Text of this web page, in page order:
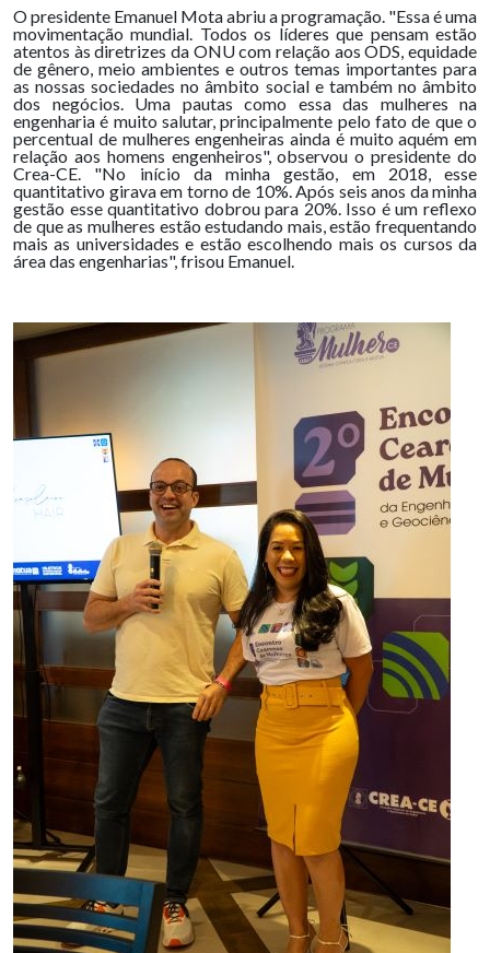
O presidente Emanuel Mota abriu a programação. "Essa é uma
movimentação mundial. Todos os líderes que pensam estão
atentos às diretrizes da ONU com relação aos ODS, equidade
de gênero, meio ambientes e outros temas importantes para
as nossas sociedades no âmbito social e também no âmbito
dos negócios. Uma pautas como essa das mulheres na
engenharia é muito salutar, principalmente pelo fato de que o
percentual de mulheres engenheiras ainda é muito aquém em
relação aos homens engenheiros", observou o presidente do
Crea-CE. "No início da minha gestão, em 2018, esse
quantitativo girava em torno de 10%. Após seis anos da minha
gestão esse quantitativo dobrou para 20%. Isso é um reflexo
de que as mulheres estão estudando mais, estão frequentando
mais as universidades e estão escolhendo mais os cursos da
área das engenharias", frisou Emanuel.